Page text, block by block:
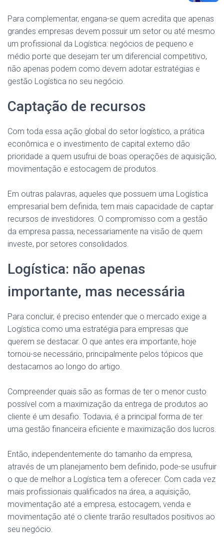
Para complementar, engana-se quem acredita que apenas
grandes empresas devem possuir um setor ou até mesmo
um profissional da Logística: negócios de pequeno e
médio porte que desejam ter um diferencial competitivo,
não apenas podem como devem adotar estratégias e
gestão Logística no seu negócio.
Captação de recursos
Com toda essa ação global do setor logístico, a prática
econômica e o investimento de capital externo dão
prioridade a quem usufrui de boas operações de aquisição,
movimentação e estocagem de produtos.
Em outras palavras, aqueles que possuem uma Logística
empresarial bem definida, tem mais capacidade de captar
recursos de investidores. O compromisso com a gestão
da empresa passa, necessariamente na visão de quem
investe, por setores consolidados.
Logística: não apenas
importante, mas necessária
Para concluir, é preciso entender que o mercado exige a
Logística como uma estratégia para empresas que
querem se destacar. O que antes era importante, hoje
tornou-se necessário, principalmente pelos tópicos que
destacamos ao longo do artigo.
Compreender quais são as formas de ter o menor custo
possível com a maximização da entrega de produtos ao
cliente é um desafio. Todavia, é a principal forma de ter
uma gestão financeira eficiente e maximização dos lucros.
Então, independentemente do tamanho da empresa,
através de um planejamento bem definido, pode-se usufruir
o que de melhor a Logística tem a oferecer. Com cada vez
mais profissionais qualificados na área, a aquisição,
movimentação até a empresa, estocagem, venda e
movimentação até o cliente trarão resultados positivos ao
seu negócio.